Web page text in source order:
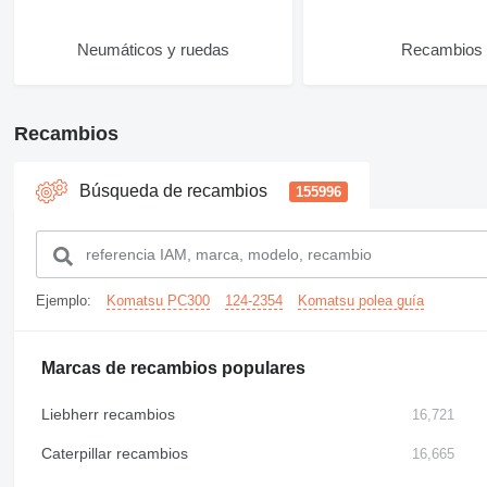
Neumáticos y ruedas Recambios
Recambios
Búsqueda de recambios 155996
Ejemplo: Komatsu PC300 124-2354 Komatsu polea guía
Marcas de recambios populares
Liebherr recambios 16,721
Caterpillar recambios 16,665